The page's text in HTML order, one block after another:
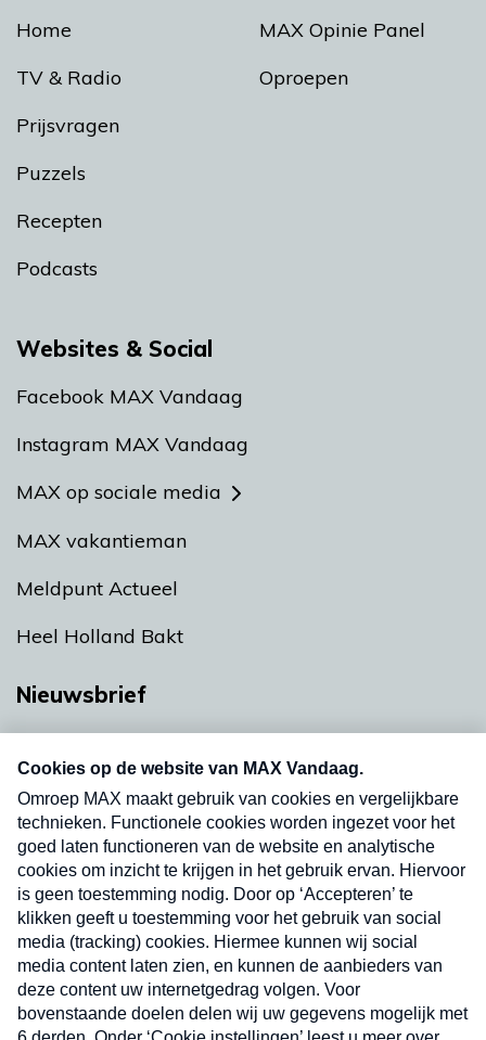
Home
TV & Radio
Prijsvragen
Puzzels
Recepten
Podcasts
MAX Opinie Panel
Oproepen
Websites & Social
Facebook MAX Vandaag
Instagram MAX Vandaag
MAX op sociale media
MAX vakantieman
Meldpunt Actueel
Heel Holland Bakt
Nieuwsbrief
nieuwsbrief. Elke vrijdag- en dinsdagochtend in
uw mailbox.
Verzend